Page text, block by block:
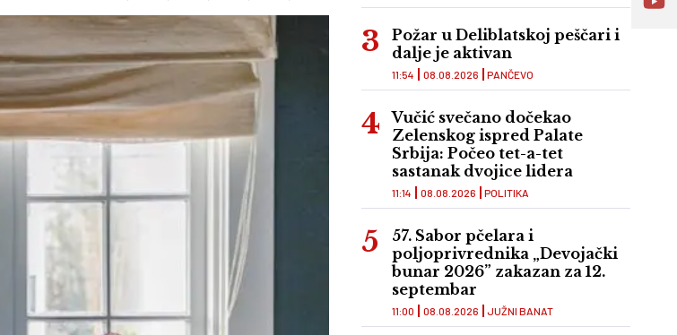
Požar u Deliblatskoj peščari i
dalje je aktivan
PANČEVO
11:54 08.08.2026
Vučić svečano dočekao
Zelenskog ispred Palate
Srbija: Počeo tet-a-tet
sastanak dvojice lidera
POLITIKA
11:14 08.08.2026
57. Sabor pčelara i
poljoprivrednika „Devojački
bunar 2026” zakazan za 12.
septembar
JUŽNI BANAT
11:00 08.08.2026